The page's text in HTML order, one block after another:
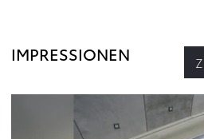
IMPRESSIONEN